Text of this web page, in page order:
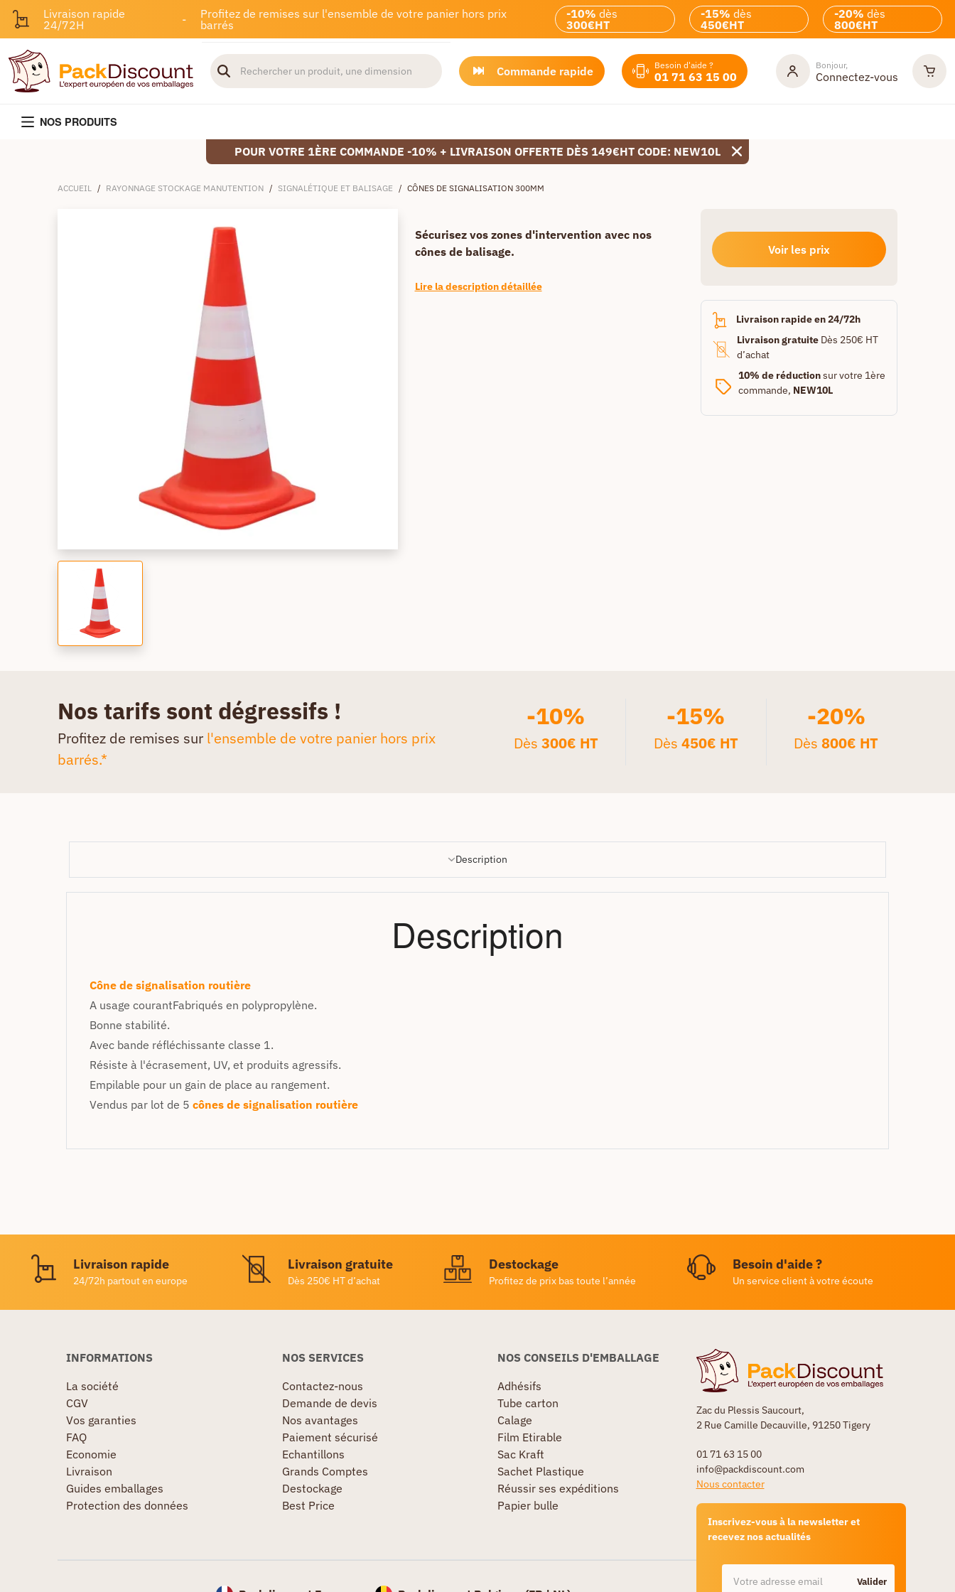
Livraison rapide
24/72H
-
Profitez de remises sur l'ensemble de votre panier hors prix
barrés
-10% dès
300€HT
-15% dès
450€HT
-20% dès
800€HT
Commande rapide Besoin d'aide ?
01 71 63 15 00
Bonjour,
Connectez-vous
NOS PRODUITS
POUR VOTRE 1ÈRE COMMANDE -10% + LIVRAISON OFFERTE DÈS 149€HT CODE: NEW10L
ACCUEIL / RAYONNAGE STOCKAGE MANUTENTION / SIGNALÉTIQUE ET BALISAGE / CÔNES DE SIGNALISATION 300MM
Sécurisez vos zones d'intervention avec nos
cônes de balisage.
Lire la description détaillée
Voir les prix
Livraison rapide en 24/72h
Livraison gratuiteDès 250€ HT
d’achat
10% de réductionsur votre 1ère
commande, NEW10L
Nos tarifs sont dégressifs !
Profitez de remises sur l'ensemble de votre panier hors prix
barrés.*
-10%
Dès 300€ HT
-15%
Dès 450€ HT
-20%
Dès800€ HT
Description
Description
Cône de signalisation routière
A usage courantFabriqués en polypropylène.
Bonne stabilité.
Avec bande réfléchissante classe 1.
Résiste à l'écrasement, UV, et produits agressifs.
Empilable pour un gain de place au rangement.
Vendus par lot de 5 cônes de signalisation routière
Livraison rapide
24/72h partout en europe
Livraison gratuite
Dès 250€ HT d’achat
Destockage
Profitez de prix bas toute l’année
Besoin d'aide ?
Un service client à votre écoute
Zac du Plessis Saucourt,
2 Rue Camille Decauville, 91250 Tigery
01 71 63 15 00
info@packdiscount.com
Nous contacter
Inscrivez-vous à la newsletter et
recevez nos actualités
Valider
INFORMATIONS
La société
CGV
Vos garanties
FAQ
Economie
Livraison
Guides emballages
Protection des données
NOS SERVICES
Contactez-nous
Demande de devis
Nos avantages
Paiement sécurisé
Echantillons
Grands Comptes
Destockage
Best Price
NOS CONSEILS D'EMBALLAGE
Adhésifs
Tube carton
Calage
Film Etirable
Sac Kraft
Sachet Plastique
Réussir ses expéditions
Papier bulle